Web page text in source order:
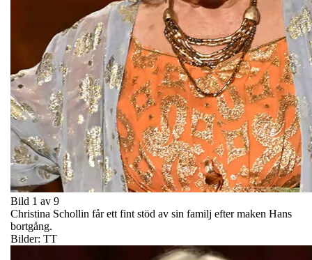
Bild 1 av 9
Christina Schollin får ett fint stöd av sin familj efter maken Hans
bortgång.
Bilder: TT